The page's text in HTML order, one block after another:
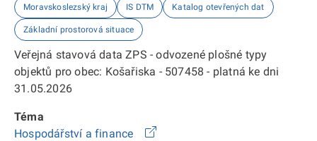
Moravskoslezský kraj IS DTM Katalog otevřených dat
Základní prostorová situace
Veřejná stavová data ZPS - odvozené plošné typy
objektů pro obec: Košařiska - 507458 - platná ke dni
31.05.2026
Téma
Hospodářství a finance